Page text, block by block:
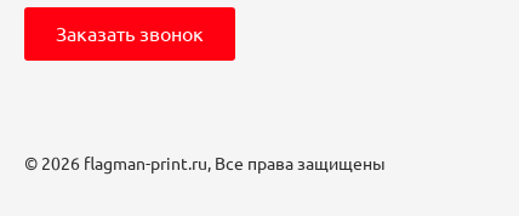
Заказать звонок
© 2026 flagman-print.ru, Все права защищены